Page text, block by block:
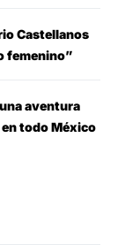
Castellanos
femenino”
aventura
todo México